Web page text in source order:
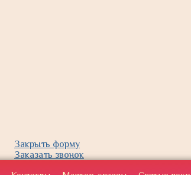
Закрыть форму
Заказать звонок